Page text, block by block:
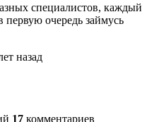
специалистов, каждый
первую очередь займусь
назад
17 комментариев